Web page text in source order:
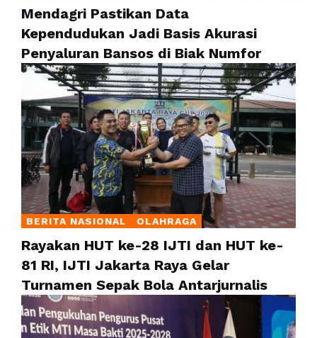
Mendagri Pastikan Data
Kependudukan Jadi Basis Akurasi
Penyaluran Bansos di Biak Numfor
BERITA NASIONAL OLAHRAGA
Rayakan HUT ke-28 IJTI dan HUT ke-
81 RI, IJTI Jakarta Raya Gelar
Turnamen Sepak Bola Antarjurnalis